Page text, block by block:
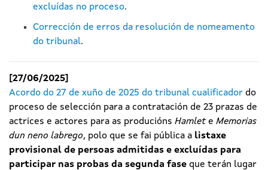
excluídas no proceso.
Corrección de erros da resolución de nomeamento
do tribunal.
[27/06/2025]
Acordo do 27 de xuño de 2025 do tribunal cualificador do
proceso de selección para a contratación de 23 prazas de
actrices e actores para as producións Hamlete Memorias
dun neno labrego, polo que se fai pública a listaxe
provisional de persoas admitidas e excluídas para
participar nas probas da segunda fase que terán lugar